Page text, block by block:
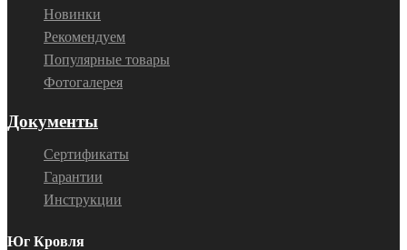
Новинки
Рекомендуем
Популярные товары
Фотогалерея
Документы
Сертификаты
Гарантии
Инструкции
Юг Кровля